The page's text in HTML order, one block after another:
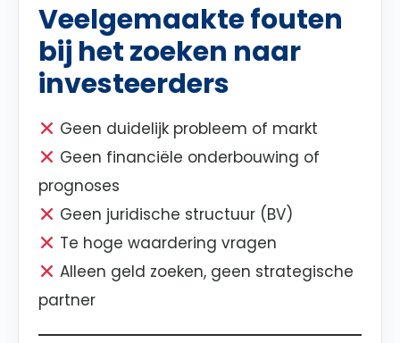
Veelgemaakte fouten
bij het zoeken naar
investeerders
Geen duidelijk probleem of markt
Geen financiële onderbouwing of
prognoses
Geen juridische structuur (BV)
Te hoge waardering vragen
Alleen geld zoeken, geen strategische
partner